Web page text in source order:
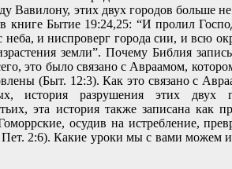
Вавилону, этих двух городов больше
книге Бытие 19:24,25: “И пролил
и ниспроверг города сии, и всю
земли”. Почему Библия
это было связано с Авраамом,
(Быт. 12:3). Как это связано с
история разрушения этих двух
эта история также записана как
осудив на истребление,
2:6). Какие уроки мы с вами можем